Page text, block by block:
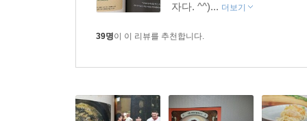
자다. ^^)... 더보기
39명이 이 리뷰를 추천합니다.